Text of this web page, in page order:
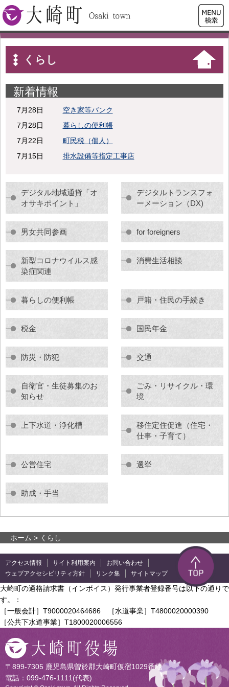
大崎町
検索・
共通メ
ニュー
くらし
新着情報
7月28日
空き家等バンク
7月28日
暮らしの便利帳
7月22日
町民税（個人）
7月15日
排水設備等指定工事店
デジタル地域通貨「オ
オサキポイント」
デジタルトランスフォ
ーメーション（DX)
男女共同参画 for foreigners
新型コロナウイルス感
染症関連
消費生活相談
暮らしの便利帳 戸籍・住民の手続き
税金 国民年金
防災・防犯 交通
自衛官・生徒募集のお
知らせ
ごみ・リサイクル・環
境
上下水道・浄化槽
移住定住促進（住宅・
仕事・子育て）
公営住宅 選挙
助成・手当
ホーム > くらし
アクセス情報 サイト利用案内
お問い合わせ
ウェブアクセシビリティ方針
リンク集 サイトマップ
大崎町の適格請求書（インボイス）発行事業者登録番号は以下の通りで
す。：
［一般会計］T9000020464686 ［水道事業］T4800020000390
［公共下水道事業］T1800020006556
〒899-7305 鹿児島県曽於郡大崎町仮宿1029番地
電話：099-476-1111(代表)